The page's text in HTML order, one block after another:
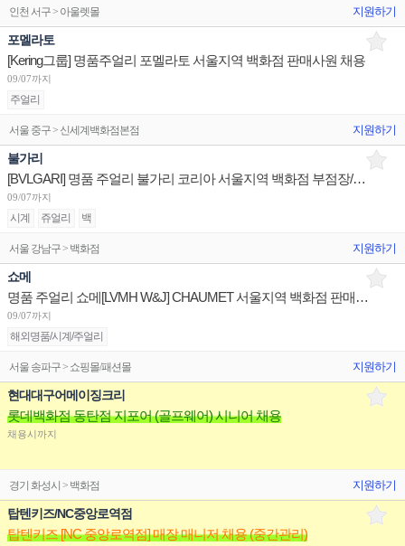
인천 서구 > 아울렛몰 지원하기
포멜라토
[Kering그룹] 명품주얼리 포멜라토 서울지역 백화점 판매사원 채용
09/07까지
주얼리
서울 중구 > 신세계백화점본점 지원하기
불가리
[BVLGARI] 명품 주얼리 불가리 코리아 서울지역 백화점 부점장/판매사원/어드민 채용
09/07까지
시계 쥬얼리 백
서울 강남구 > 백화점 지원하기
쇼메
명품 주얼리 쇼메[LVMH W&J] CHAUMET 서울지역 백화점 판매사원 채용
09/07까지
해외명품/시계/주얼리
서울 송파구 > 쇼핑몰/패션몰 지원하기
현대대구어메이징크리
롯데백화점 동탄점 지포어 (골프웨어) 시니어 채용
채용시까지
경기 화성시 > 백화점 지원하기
탑텐키즈/NC중앙로역점
탑텐키즈 [NC 중앙로역점] 매장 매니저 채용 (중간관리)